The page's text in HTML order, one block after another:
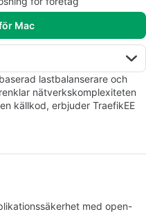
Mac
lastbalanserare och
nätverkskomplexiteten
källkod, erbjuder TraefikEE
med open-